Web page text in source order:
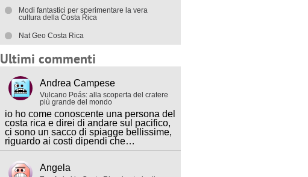
Modi fantastici per sperimentare la vera
cultura della Costa Rica
Nat Geo Costa Rica
Ultimi commenti
Andrea Campese
Vulcano Poás: alla scoperta del cratere
più grande del mondo
io ho come conoscente una persona del
costa rica e direi di andare sul pacifico,
ci sono un sacco di spiagge bellissime,
riguardo ai costi dipendi che…
Angela